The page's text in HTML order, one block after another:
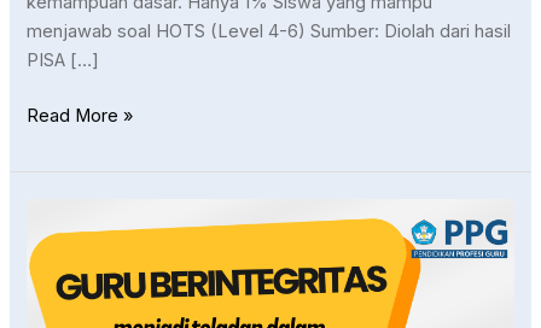
menjawab soal HOTS (Level 4-6) Sumber: Diolah dari hasil
PISA […]
Read More »
Kode
Etik
Guru